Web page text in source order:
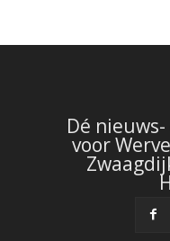
Dé
voor